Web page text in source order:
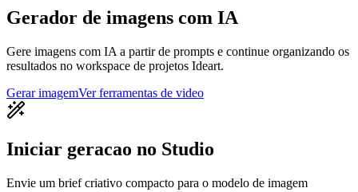
Gerador de imagens com IA
Gere imagens com IA a partir de prompts e continue organizando os
resultados no workspace de projetos Ideart.
Gerar imagemVer ferramentas de video
Iniciar geracao no Studio
Envie um brief criativo compacto para o modelo de imagem